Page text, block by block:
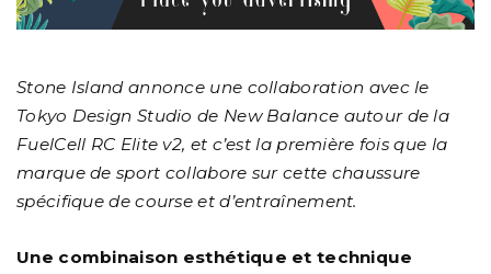
Stone Island annonce une collaboration avec le
Tokyo Design Studio de New Balance autour de la
FuelCell RC Elite v2, et c’est la première fois que la
marque de sport collabore sur cette chaussure
spécifique de course et d’entraînement.
Une combinaison esthétique et technique